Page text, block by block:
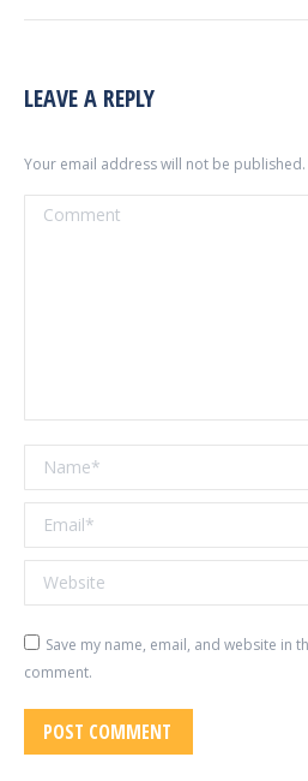
LEAVE A REPLY
Your email address will not be
Comment
Name *
Email *
Website
Save my name, email, and website in
comment.
POST COMMENT